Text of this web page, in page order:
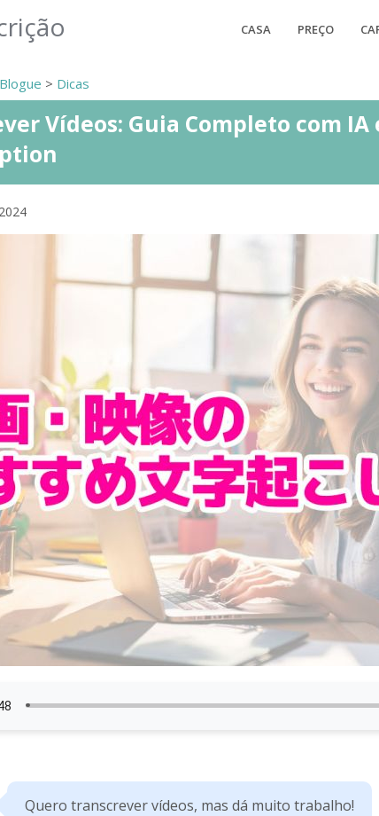
CASA PREÇO
Blogue > Dicas
Vídeos: Guia Completo com IA
Quero transcrever vídeos, mas dá muito trabalho!